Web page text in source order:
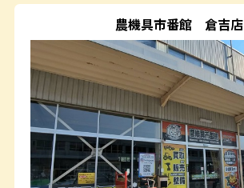
農機具市番館 倉吉店